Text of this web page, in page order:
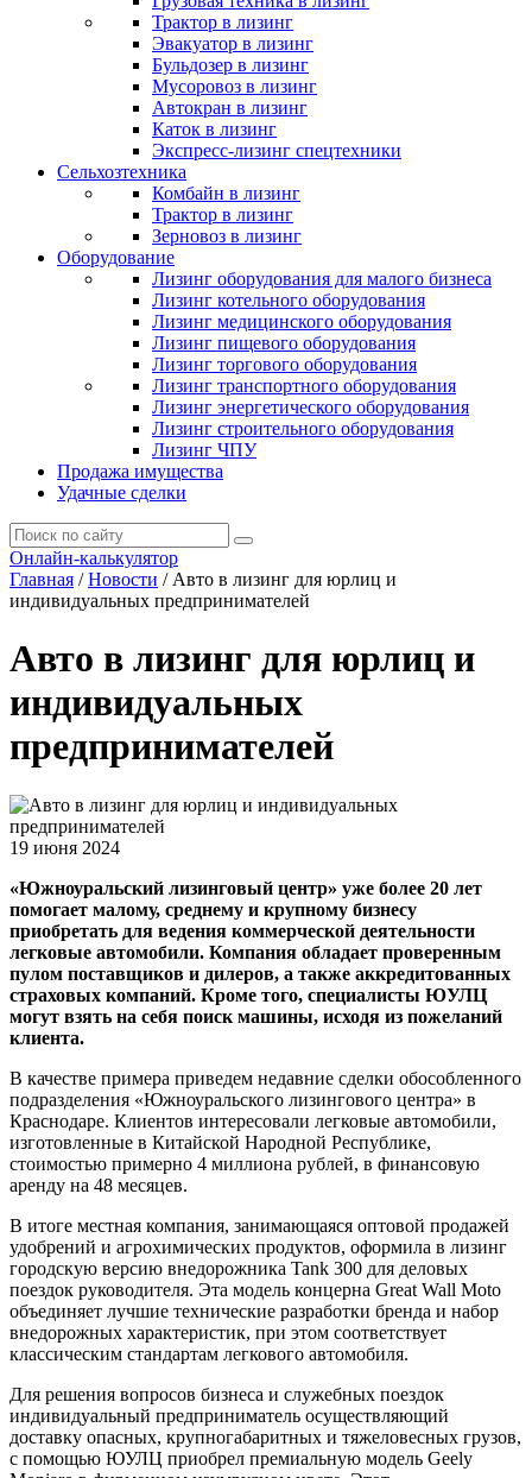
Трактор в лизинг
Эвакуатор в лизинг
Бульдозер в лизинг
Мусоровоз в лизинг
Автокран в лизинг
Каток в лизинг
Экспресс-лизинг спецтехники
Сельхозтехника
Комбайн в лизинг
Трактор в лизинг
Зерновоз в лизинг
Оборудование
Лизинг оборудования для малого бизнеса
Лизинг котельного оборудования
Лизинг медицинского оборудования
Лизинг пищевого оборудования
Лизинг торгового оборудования
Лизинг транспортного оборудования
Лизинг энергетического оборудования
Лизинг строительного оборудования
Лизинг ЧПУ
Продажа имущества
Удачные сделки
Онлайн-калькулятор
Главная / Новости / Авто в лизинг для юрлиц и
индивидуальных предпринимателей
Авто в лизинг для юрлиц и
индивидуальных
предпринимателей
19 июня 2024
«Южноуральский лизинговый центр» уже более 20 лет
помогает малому, среднему и крупному бизнесу
приобретать для ведения коммерческой деятельности
легковые автомобили. Компания обладает проверенным
пулом поставщиков и дилеров, а также аккредитованных
страховых компаний. Кроме того, специалисты ЮУЛЦ
могут взять на себя поиск машины, исходя из пожеланий
клиента.
В качестве примера приведем недавние сделки обособленного
подразделения «Южноуральского лизингового центра» в
Краснодаре. Клиентов интересовали легковые автомобили,
изготовленные в Китайской Народной Республике,
стоимостью примерно 4 миллиона рублей, в финансовую
аренду на 48 месяцев.
В итоге местная компания, занимающаяся оптовой продажей
удобрений и агрохимических продуктов, оформила в лизинг
городскую версию внедорожника Tank 300 для деловых
поездок руководителя. Эта модель концерна Great Wall Moto
объединяет лучшие технические разработки бренда и набор
внедорожных характеристик, при этом соответствует
классическим стандартам легкового автомобиля.
Для решения вопросов бизнеса и служебных поездок
индивидуальный предприниматель осуществляющий
доставку опасных, крупногабаритных и тяжеловесных грузов,
с помощью ЮУЛЦ приобрел премиальную модель Geely